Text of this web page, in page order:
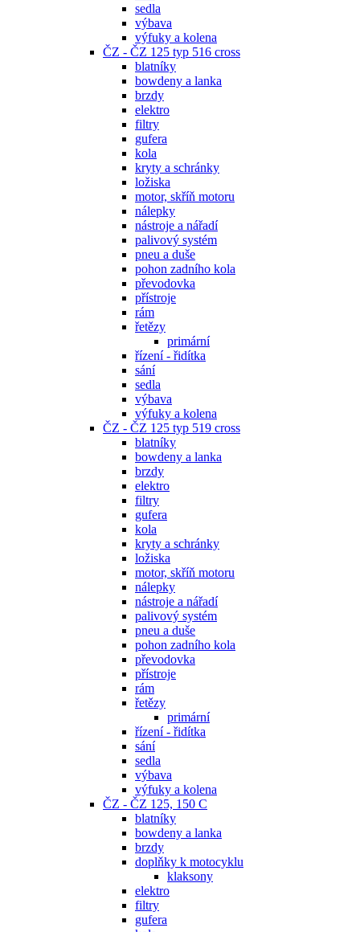
sedla
výbava
výfuky a kolena
ČZ - ČZ 125 typ 516 cross
blatníky
bowdeny a lanka
brzdy
elektro
filtry
gufera
kola
kryty a schránky
ložiska
motor, skříň motoru
nálepky
nástroje a nářadí
palivový systém
pneu a duše
pohon zadního kola
převodovka
přístroje
rám
řetězy
primární
řízení - řidítka
sání
sedla
výbava
výfuky a kolena
ČZ - ČZ 125 typ 519 cross
blatníky
bowdeny a lanka
brzdy
elektro
filtry
gufera
kola
kryty a schránky
ložiska
motor, skříň motoru
nálepky
nástroje a nářadí
palivový systém
pneu a duše
pohon zadního kola
převodovka
přístroje
rám
řetězy
primární
řízení - řidítka
sání
sedla
výbava
výfuky a kolena
ČZ - ČZ 125, 150 C
blatníky
bowdeny a lanka
brzdy
doplňky k motocyklu
klaksony
elektro
filtry
gufera